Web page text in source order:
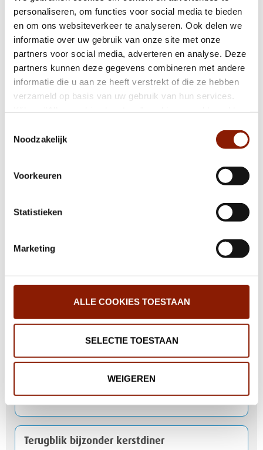
personaliseren, om functies voor social media te bieden
en om ons websiteverkeer te analyseren. Ook delen we
informatie over uw gebruik van onze site met onze
partners voor social media, adverteren en analyse. Deze
partners kunnen deze gegevens combineren met andere
informatie die u aan ze heeft verstrekt of die ze hebben
verzameld op basis van uw gebruik van hun services.
Op onzeprivacypagina
kunt u meer lezen over onze
cookies en via de cookie-instellingen button linksonder op
onze website kan je je toestemming op elk moment
wijzigen.
Noodzakelijk
Voorkeuren
Statistieken
Marketing
ALLE COOKIES TOESTAAN
SELECTIE TOESTAAN
WEIGEREN
De Duizendpoten zoeken versterking
Een nieuwe stap: maak kennis met Noa
Verhaal: “Dit is mijn huisje. Hier hoor ik.”
De cliëntvertrouwenspersoon onvrijwillige
zorg
Wishal Sewbalak nieuw lid Raad van Toezicht
Dit ben ik: “Dit is geen dagbesteding, dit is
mijn werk”
Terugblik bijzonder kerstdiner